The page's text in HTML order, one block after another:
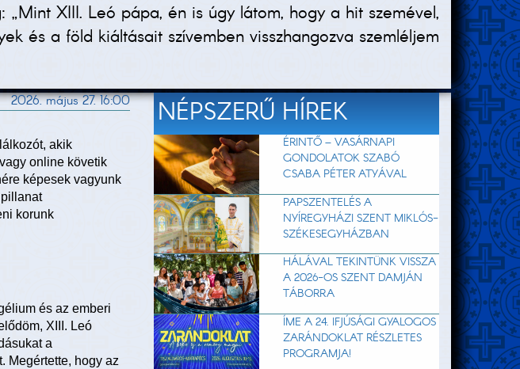
XIII. Leó pápa, én is úgy látom, hogy a hit szemével,
és a föld kiáltásait szívemben visszhangozva szemléljem
2026. május 27. 16:00
akik
online követik
képesek vagyunk
korunk
és az emberi
XIII. Leó
a
Megértette, hogy az
NÉPSZERŰ HÍREK
ÉRINTŐ – VASÁRNAPI
GONDOLATOK SZABÓ
CSABA PÉTER ATYÁVAL
PAPSZENTELÉS A
NYÍREGYHÁZI SZENT MIKLÓS-
SZÉKESEGYHÁZBAN
HÁLÁVAL TEKINTÜNK VISSZA
A 2026-OS SZENT DAMJÁN
TÁBORRA
ÍME A 24. IFJÚSÁGI GYALOGOS
ZARÁNDOKLAT RÉSZLETES
PROGRAMJA!